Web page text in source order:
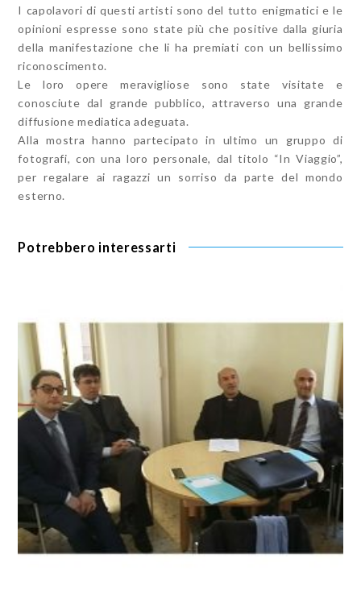
I capolavori di questi artisti sono del tutto enigmatici e le
opinioni espresse sono state più che positive dalla giuria
della manifestazione che li ha premiati con un bellissimo
riconoscimento.
Le loro opere meravigliose sono state visitate e
conosciute dal grande pubblico, attraverso una grande
diffusione mediatica adeguata.
Alla mostra hanno partecipato in ultimo un gruppo di
fotografi, con una loro personale, dal titolo “In Viaggio”,
per regalare ai ragazzi un sorriso da parte del mondo
esterno.
Potrebbero interessarti